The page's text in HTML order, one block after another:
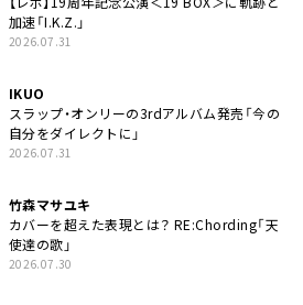
加速「I.K.Z.」
2026.07.31
IKUO
スラップ・オンリーの3rdアルバム発売「今の
自分をダイレクトに」
2026.07.31
竹森マサユキ
カバーを超えた表現とは？ RE:Chording「天
使達の歌」
2026.07.30